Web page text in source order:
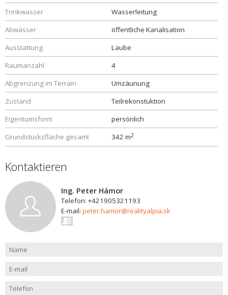
Trinkwasser
Wasserleitung
Abwässer
öffentliche Kanalisation
Ausstattung
Laube
Raumanzahl
4
Abgrenzung im Terrain
Umzäunung
Zustand
Teilrekonstuktion
Eigentumsform
persönlich
Grundstücksfläche gesamt
342 m2
Kontaktieren
Ing. Peter Hámor
Telefon: +421905321193
E-mail: peter.hamor@realityalpia.sk